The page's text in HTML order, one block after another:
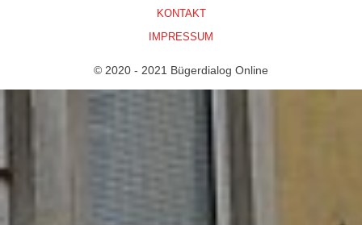
KONTAKT
IMPRESSUM
© 2020 - 2021 Bügerdialog Online